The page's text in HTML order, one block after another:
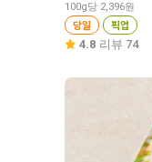
100g당 2,396원
당일 픽업
4.8 리뷰 74